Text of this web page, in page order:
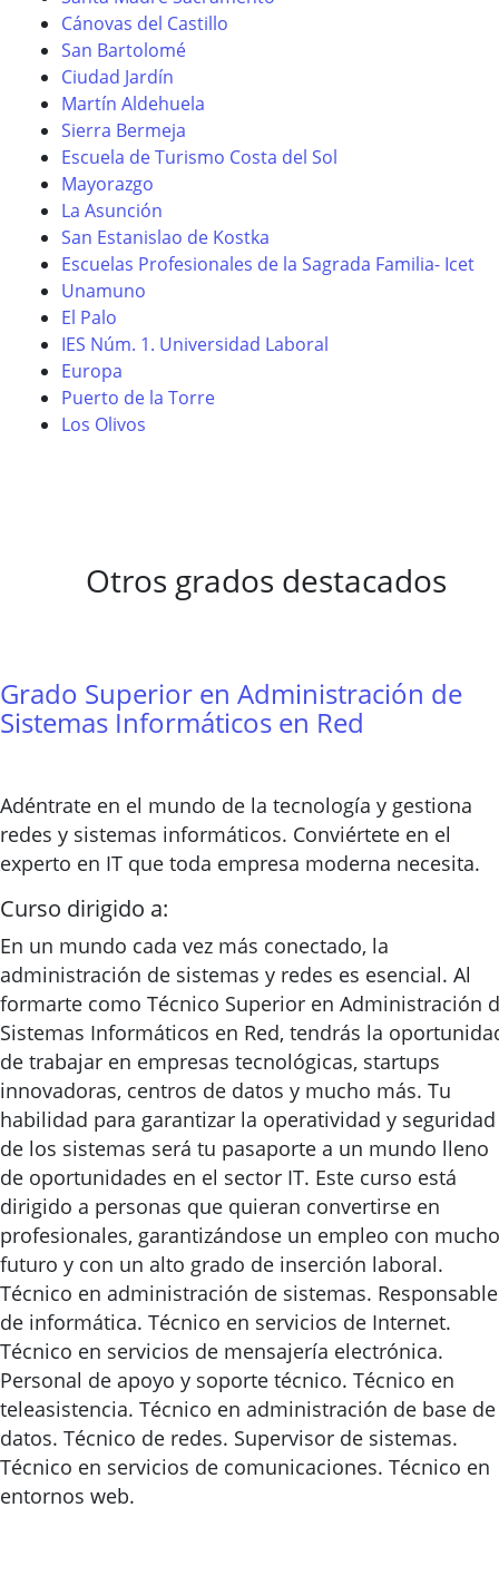
Cánovas del Castillo
San Bartolomé
Ciudad Jardín
Martín Aldehuela
Sierra Bermeja
Escuela de Turismo Costa del Sol
Mayorazgo
La Asunción
San Estanislao de Kostka
Escuelas Profesionales de la Sagrada Familia- Icet
Unamuno
El Palo
IES Núm. 1. Universidad Laboral
Europa
Puerto de la Torre
Los Olivos
Otros grados destacados
Grado Superior en Administración de
Sistemas Informáticos en Red
Adéntrate en el mundo de la tecnología y gestiona
redes y sistemas informáticos. Conviértete en el
experto en IT que toda empresa moderna necesita.
Curso dirigido a:
En un mundo cada vez más conectado, la
administración de sistemas y redes es esencial. Al
formarte como Técnico Superior en Administración
Sistemas Informáticos en Red, tendrás la
de trabajar en empresas tecnológicas, startups
innovadoras, centros de datos y mucho más. Tu
habilidad para garantizar la operatividad y seguridad
de los sistemas será tu pasaporte a un mundo lleno
de oportunidades en el sector IT. Este curso está
dirigido a personas que quieran convertirse en
profesionales, garantizándose un empleo con mucho
futuro y con un alto grado de inserción laboral.
Técnico en administración de sistemas. Responsable
de informática. Técnico en servicios de Internet.
Técnico en servicios de mensajería electrónica.
Personal de apoyo y soporte técnico. Técnico en
teleasistencia. Técnico en administración de base de
datos. Técnico de redes. Supervisor de sistemas.
Técnico en servicios de comunicaciones. Técnico en
entornos web.